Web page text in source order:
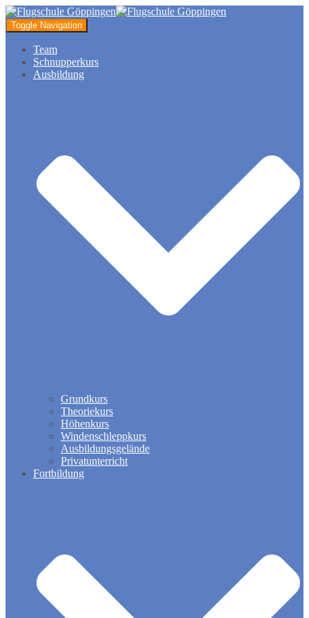
Toggle Navigation
Team
Schnupperkurs
Ausbildung
Grundkurs
Theoriekurs
Höhenkurs
Windenschleppkurs
Ausbildungsgelände
Privatunterricht
Fortbildung